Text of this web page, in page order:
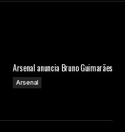
Arsenal anuncia Bruno Guimarães
Arsenal